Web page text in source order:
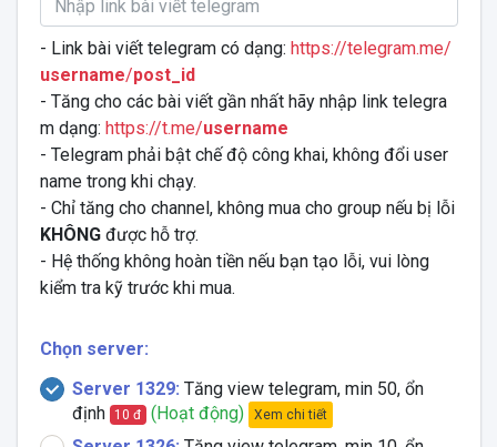
- Link bài viết telegram có dạng: https://telegram.me/
username/post_id
- Tăng cho các bài viết gần nhất hãy nhập link telegra
m dạng: https://t.me/username
- Telegram phải bật chế độ công khai, không đổi user
name trong khi chạy.
- Chỉ tăng cho channel, không mua cho group nếu bị lỗi
KHÔNGđược hỗ trợ.
- Hệ thống không hoàn tiền nếu bạn tạo lỗi, vui lòng
kiểm tra kỹ trước khi mua.
Chọn server:
Server 1329: Tăng view telegram, min 50, ổn
định
10 đ (Hoạt động) Xem chi tiết